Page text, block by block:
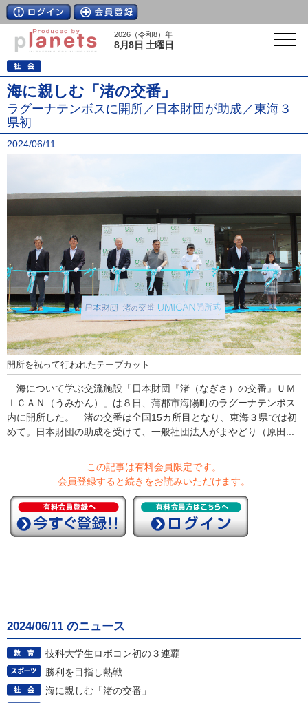
2026（令和8）年
8月8日 土曜日
海に親しむ「渚の交番」
ラグーナテンボスに開所／日本財団が助成／東海３
県初
2024/06/11
開所を祝って行われたテープカット
海について学ぶ交流施設「日本財団『渚（なぎさ）の交番』ＵＭ
ＩＣＡＮ（うみかん）」は８日、蒲郡市海陽町のラグーナテンボス
内に開所した。 渚の交番は全国15カ所目となり、東海３県では初
めて。日本財団の助成を受けて、一般社団法人がまやどり（原田...
この記事は有料会員限定です。
会員登録すると続きをお読みいただけます。
2024/06/11 のニュース
技科大学生ロボコン初の３連覇
勝利を目指し熱戦
海に親しむ「渚の交番」